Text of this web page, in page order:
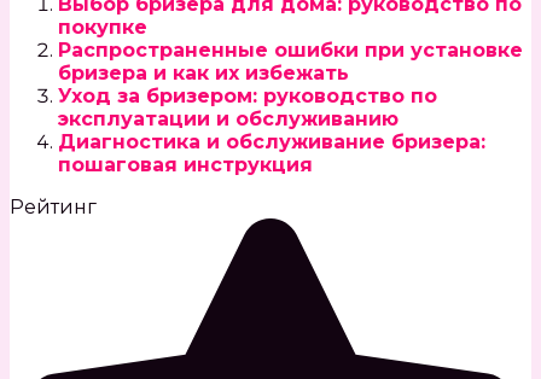
покупке
Распространенные ошибки при установке
бризера и как их избежать
Уход за бризером: руководство по
эксплуатации и обслуживанию
Диагностика и обслуживание бризера:
пошаговая инструкция
Рейтинг